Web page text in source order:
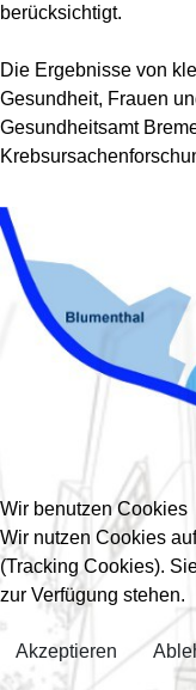
berücksichtigt.
Die Ergebnisse von
Gesundheit, Frauen
Gesundheitsamt
Wir benutzen Cookies
Wir nutzen Cookies
(Tracking Cookies).
zur Verfügung stehen.
Akzeptieren